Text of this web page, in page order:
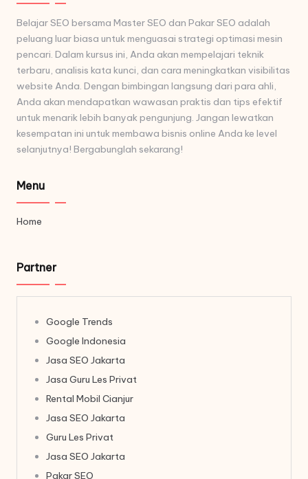
Belajar SEO bersama Master SEO dan Pakar SEO adalah
peluang luar biasa untuk menguasai strategi optimasi mesin
pencari. Dalam kursus ini, Anda akan mempelajari teknik
terbaru, analisis kata kunci, dan cara meningkatkan visibilitas
website Anda. Dengan bimbingan langsung dari para ahli,
Anda akan mendapatkan wawasan praktis dan tips efektif
untuk menarik lebih banyak pengunjung. Jangan lewatkan
kesempatan ini untuk membawa bisnis online Anda ke level
selanjutnya! Bergabunglah sekarang!
Menu
Home
Partner
Google Trends
Google Indonesia
Jasa SEO Jakarta
Jasa Guru Les Privat
Rental Mobil Cianjur
Jasa SEO Jakarta
Guru Les Privat
Jasa SEO Jakarta
Pakar SEO